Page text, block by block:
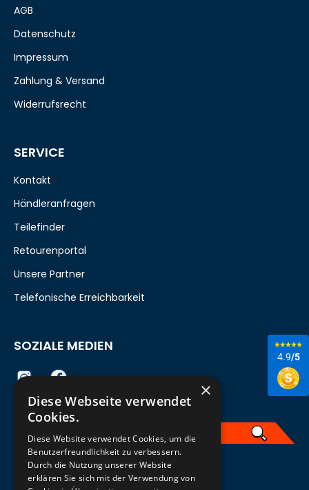
4.9/5
AGB
Datenschutz
Impressum
Zahlung & Versand
Widerrufsrecht
SERVICE
Kontakt
Händleranfragen
Teilefinder
Retourenportal
Unsere Partner
Telefonische Erreichbarkeit
SOZIALE MEDIEN
German
×
Diese Webseite verwendet
Cookies.
Diese Website verwendet Cookies, um die
Benutzerfreundlichkeit zu verbessern.
Durch die Nutzung unserer Website
erklären Sie sich mit der Verwendung von